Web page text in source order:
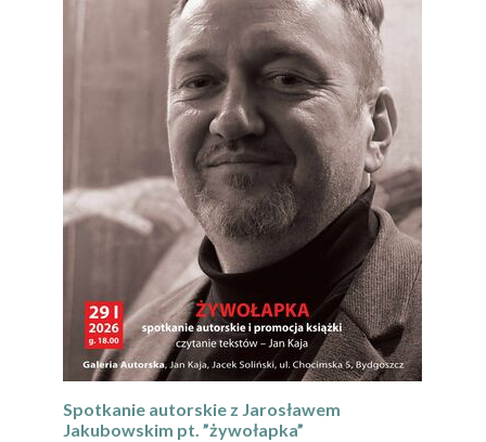
Spotkanie autorskie z Jarosławem
Jakubowskim pt. ”żywołapka”